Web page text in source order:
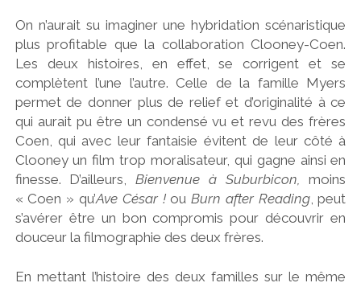
On n’aurait su imaginer une hybridation scénaristique
plus profitable que la collaboration Clooney-Coen.
Les deux histoires, en effet, se corrigent et se
complètent l’une l’autre. Celle de la famille Myers
permet de donner plus de relief et d’originalité à ce
qui aurait pu être un condensé vu et revu des frères
Coen, qui avec leur fantaisie évitent de leur côté à
Clooney un film trop moralisateur, qui gagne ainsi en
finesse. D’ailleurs,Bienvenue à Suburbicon,moins
« Coen » qu’Ave César !ouBurn after Reading, peut
s’avérer être un bon compromis pour découvrir en
douceur la filmographie des deux frères.
En mettant l’histoire des deux familles sur le même